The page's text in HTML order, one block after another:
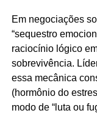
Em negociações
“sequestro
raciocínio lógico
sobrevivência.
essa mecânica
(hormônio do
modo de “luta ou